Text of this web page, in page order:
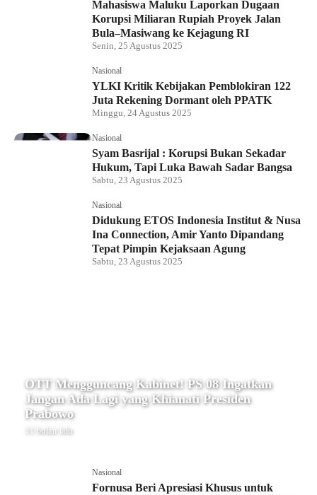
Mahasiswa Maluku Laporkan Dugaan
Korupsi Miliaran Rupiah Proyek Jalan
Bula–Masiwang ke Kejagung RI
Senin, 25 Agustus 2025
Nasional
YLKI Kritik Kebijakan Pemblokiran 122
Juta Rekening Dormant oleh PPATK
Minggu, 24 Agustus 2025
Nasional
Syam Basrijal : Korupsi Bukan Sekadar
Hukum, Tapi Luka Bawah Sadar Bangsa
Sabtu, 23 Agustus 2025
Nasional
Didukung ETOS Indonesia Institut & Nusa
Ina Connection, Amir Yanto Dipandang
Tepat Pimpin Kejaksaan Agung
Sabtu, 23 Agustus 2025
OTT Mengguncang Kabinet! PS 08 Ingatkan
Jangan Ada Lagi yang Khianati Presiden
Prabowo
11 bulan lalu
Nasional
Fornusa Beri Apresiasi Khusus untuk